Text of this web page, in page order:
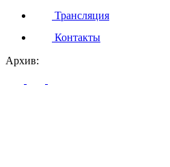
Трансляция
Контакты
Архив: